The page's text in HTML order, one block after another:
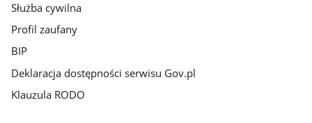
Służba cywilna
Profil zaufany
BIP
Deklaracja dostępności serwisu Gov.pl
Klauzula RODO